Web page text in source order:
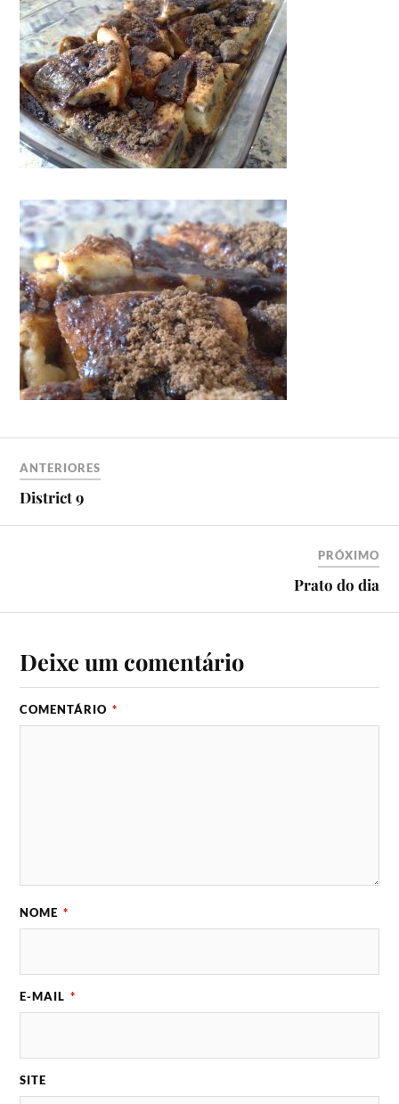
ANTERIORES
District 9
PRÓXIMO
Prato do dia
Deixe um comentário
COMENTÁRIO *
NOME *
E-MAIL *
SITE